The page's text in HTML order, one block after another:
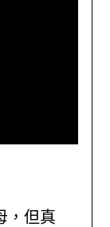
，但真